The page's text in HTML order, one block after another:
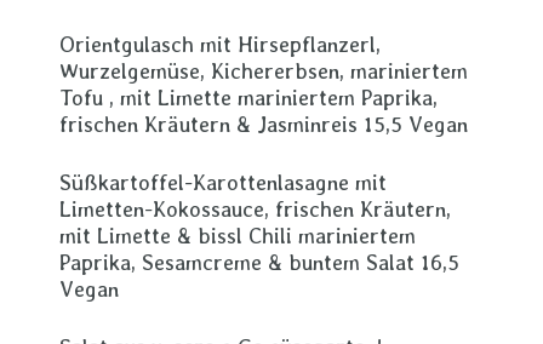
Orientgulasch mit Hirsepflanzerl,
Wurzelgemüse, Kichererbsen, mariniertem
Tofu , mit Limette mariniertem Paprika,
frischen Kräutern & Jasminreis 15,5 Vegan
Süßkartoffel-Karottenlasagne mit
Limetten-Kokossauce, frischen Kräutern,
mit Limette & bissl Chili mariniertem
Paprika, Sesamcreme & buntem Salat 16,5
Vegan